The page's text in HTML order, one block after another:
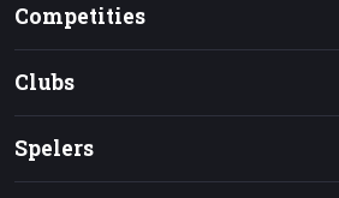
Competities
Clubs
Spelers